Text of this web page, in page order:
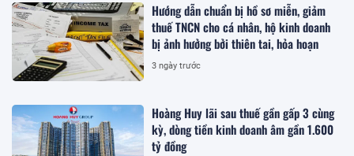
Hướng dẫn chuẩn bị hồ sơ miễn, giảm
thuế TNCN cho cá nhân, hộ kinh doanh
bị ảnh hưởng bởi thiên tai, hỏa hoạn
3 ngày trước
Hoàng Huy lãi sau thuế gần gấp 3 cùng
kỳ, dòng tiền kinh doanh âm gần 1.600
tỷ đồng